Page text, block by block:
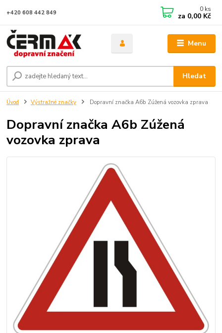
Menu
Hledat
+420 608 442 849 0 ks
za 0,00 Kč
Úvod Výstražné značky Dopravní značka A6b Zúžená vozovka zprava
Dopravní značka A6b Zúžená
vozovka zprava